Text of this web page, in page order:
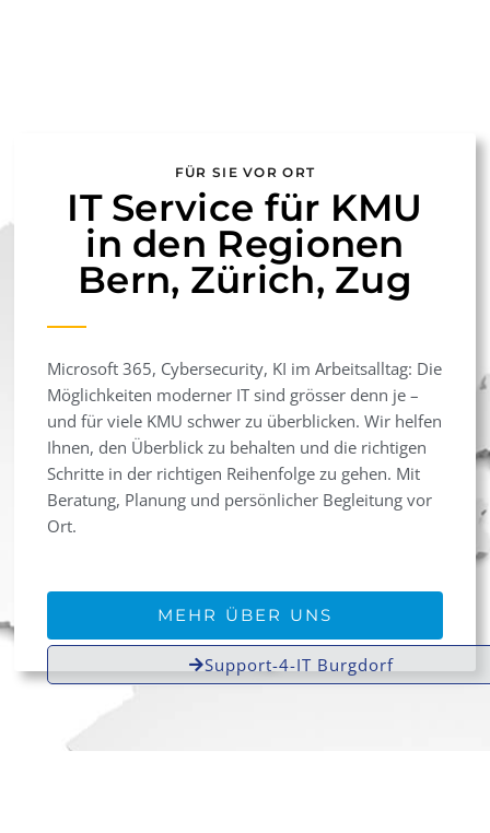
Support-4-IT Burgdorf
FÜR SIE VOR ORT
IT Service für KMU
in den Regionen
Bern, Zürich, Zug
Microsoft 365, Cybersecurity, KI im Arbeitsalltag: Die
Möglichkeiten moderner IT sind grösser denn je –
und für viele KMU schwer zu überblicken. Wir helfen
Ihnen, den Überblick zu behalten und die richtigen
Schritte in der richtigen Reihenfolge zu gehen. Mit
Beratung, Planung und persönlicher Begleitung vor
Ort.
MEHR ÜBER UNS